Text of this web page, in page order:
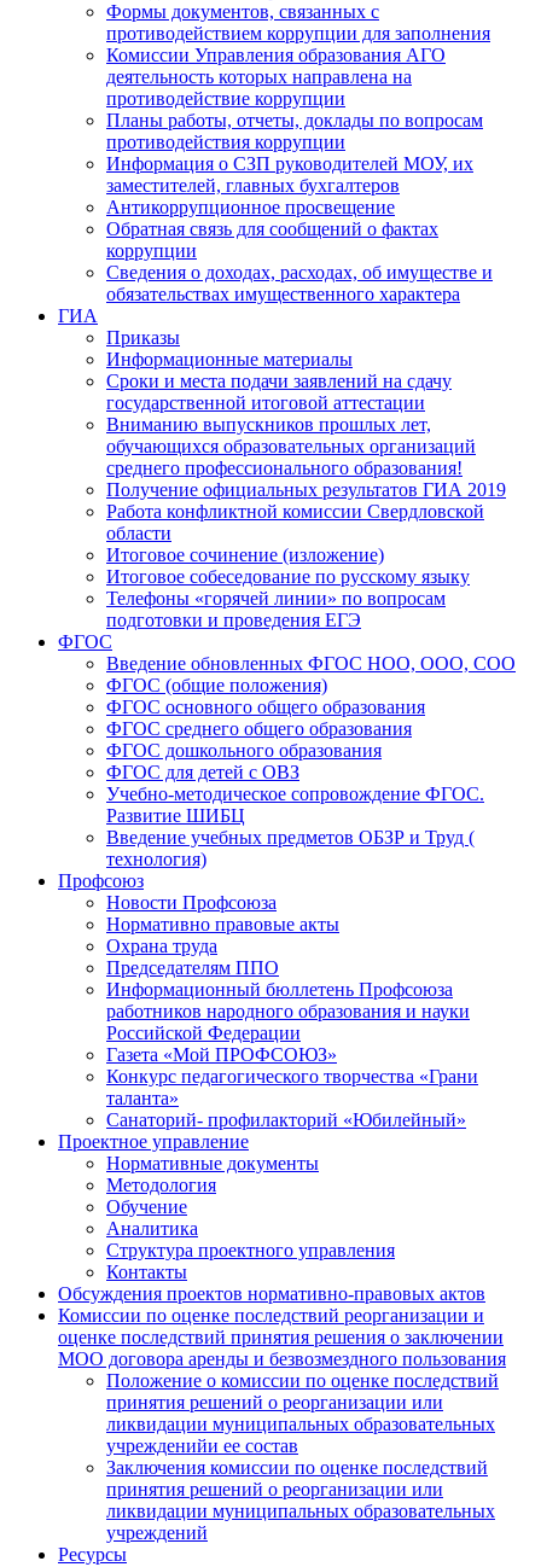
Формы документов, связанных с
противодействием коррупции для заполнения
Комиссии Управления образования АГО
деятельность которых направлена на
противодействие коррупции
Планы работы, отчеты, доклады по вопросам
противодействия коррупции
Информация о СЗП руководителей МОУ, их
заместителей, главных бухгалтеров
Антикоррупционное просвещение
Обратная связь для сообщений о фактах
коррупции
Сведения о доходах, расходах, об имуществе и
обязательствах имущественного характера
ГИА
Приказы
Информационные материалы
Сроки и места подачи заявлений на сдачу
государственной итоговой аттестации
Вниманию выпускников прошлых лет,
обучающихся образовательных организаций
среднего профессионального образования!
Получение официальных результатов ГИА 2019
Работа конфликтной комиссии Свердловской
области
Итоговое сочинение (изложение)
Итоговое собеседование по русскому языку
Телефоны «горячей линии» по вопросам
подготовки и проведения ЕГЭ
ФГОС
Введение обновленных ФГОС НОО, ООО, СОО
ФГОС (общие положения)
ФГОС основного общего образования
ФГОС среднего общего образования
ФГОС дошкольного образования
ФГОС для детей с ОВЗ
Учебно-методическое сопровождение ФГОС.
Развитие ШИБЦ
Введение учебных предметов ОБЗР и Труд (
технология)
Профсоюз
Новости Профсоюза
Нормативно правовые акты
Охрана труда
Председателям ППО
Информационный бюллетень Профсоюза
работников народного образования и науки
Российской Федерации
Газета «Мой ПРОФСОЮЗ»
Конкурс педагогического творчества «Грани
таланта»
Санаторий- профилакторий «Юбилейный»
Проектное управление
Нормативные документы
Методология
Обучение
Аналитика
Структура проектного управления
Контакты
Обсуждения проектов нормативно-правовых актов
Комиссии по оценке последствий реорганизации и
оценке последствий принятия решения о заключении
МОО договора аренды и безвозмездного пользования
Положение о комиссии по оценке последствий
принятия решений о реорганизации или
ликвидации муниципальных образовательных
учрежденийи ее состав
Заключения комиссии по оценке последствий
принятия решений о реорганизации или
ликвидации муниципальных образовательных
учреждений
Ресурсы